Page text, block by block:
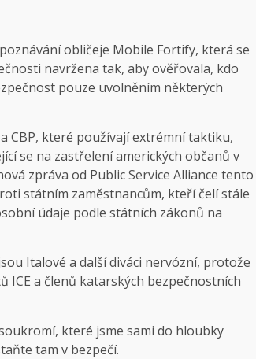
obličeje Mobile Fortify, která se
navržena tak, aby ověřovala, kdo
pouze uvolněním některých
CBP, které používají extrémní taktiku,
se na zastřelení amerických občanů v
zpráva od Public Service Alliance tento
státním zaměstnancům, kteří čelí stále
údaje podle státních zákonů na
Italové a další diváci nervózní, protože
ICE a členů katarských bezpečnostních
které jsme sami do hloubky
tam v bezpečí.